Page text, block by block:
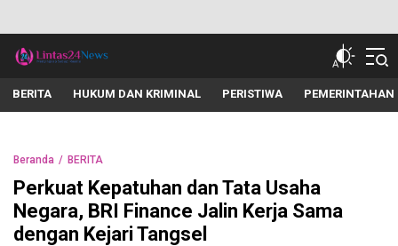
lintas24news.com
Menyingkap Setiap Realita
BERITA HUKUM DAN KRIMINAL PERISTIWA PEMERINTAHAN
Beranda BERITA
Perkuat Kepatuhan dan Tata Usaha
Negara, BRI Finance Jalin Kerja Sama
dengan Kejari Tangsel